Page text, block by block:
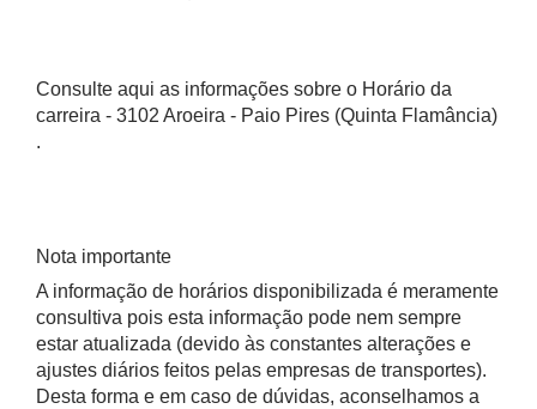
Consulte aqui as informações sobre o Horário da
carreira - 3102 Aroeira - Paio Pires (Quinta Flamância)
.
Nota importante
A informação de horários disponibilizada é meramente
consultiva pois esta informação pode nem sempre
estar atualizada (devido às constantes alterações e
ajustes diários feitos pelas empresas de transportes).
Desta forma e em caso de dúvidas, aconselhamos a